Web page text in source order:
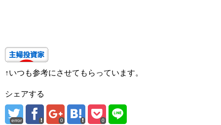
↑いつも参考にさせてもらっています。
シェアする
error 0 0